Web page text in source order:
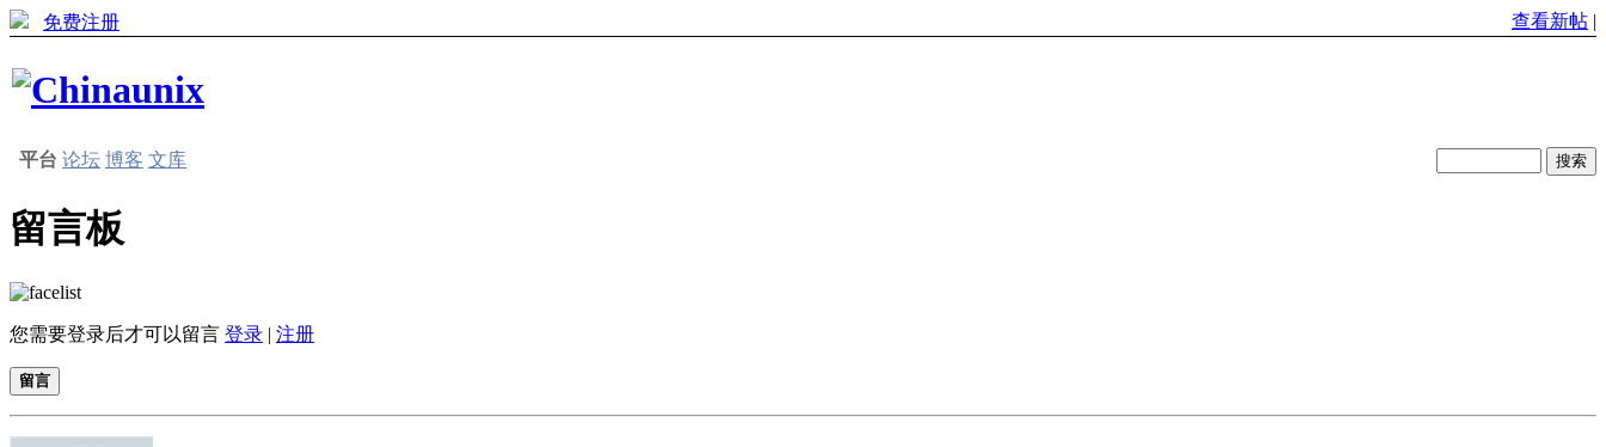
免费注册 查看新帖 |
平台 论坛 博客 文库
留言板
您需要登录后才可以留言 登录 | 注册
留言